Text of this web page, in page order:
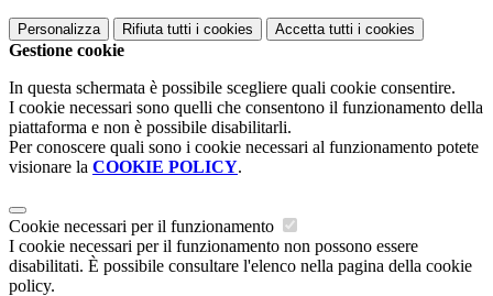
Personalizza Rifiuta tutti i cookies Accetta tutti i cookies
Gestione cookie
In questa schermata è possibile scegliere quali cookie consentire.
I cookie necessari sono quelli che consentono il funzionamento della
piattaforma e non è possibile disabilitarli.
Per conoscere quali sono i cookie necessari al funzionamento potete
visionare la COOKIE POLICY.
Cookie necessari per il funzionamento
I cookie necessari per il funzionamento non possono essere
disabilitati. È possibile consultare l'elenco nella pagina della cookie
policy.